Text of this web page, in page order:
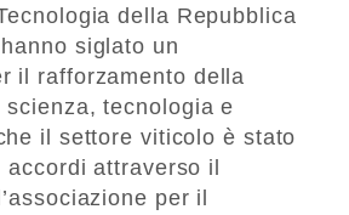
della Repubblica
siglato un
il rafforzamento della
tecnologia e
il settore viticolo è stato
attraverso il
per il